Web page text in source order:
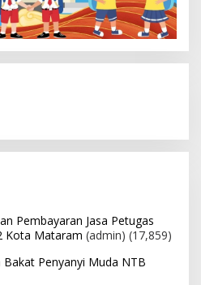
Pembayaran Jasa Petugas
Kota Mataram (admin) (17,859)
Penyanyi Muda NTB